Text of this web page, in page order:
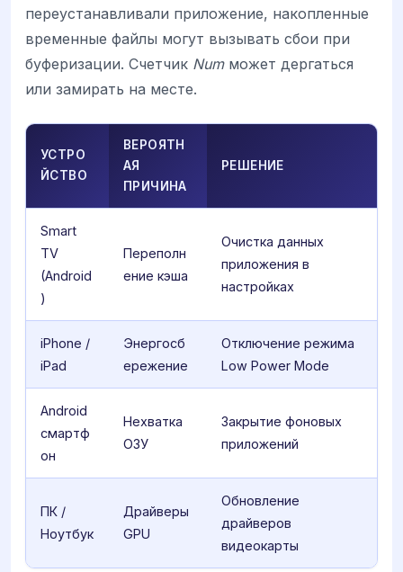
переустанавливали приложение, накопленные
временные файлы могут вызывать сбои при
буферизации. Счетчик Numможет дергаться
или замирать на месте.
УСТРО
ЙСТВО
ВЕРОЯТН
АЯ
ПРИЧИНА
РЕШЕНИЕ
Smart
TV
(Android
)
Переполн
ение кэша
Очистка данных
приложения в
настройках
iPhone /
iPad
Энергосб
ережение
Отключение режима
Low Power Mode
Android
смартф
он
Нехватка
ОЗУ
Закрытие фоновых
приложений
ПК /
Ноутбук
Драйверы
GPU
Обновление
драйверов
видеокарты